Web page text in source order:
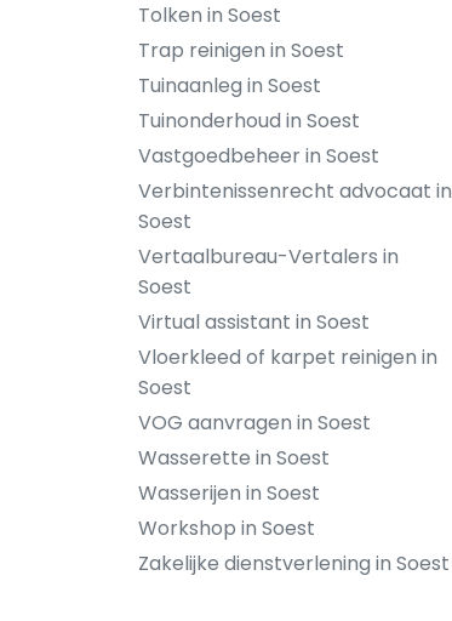
Tolken in Soest
Trap reinigen in Soest
Tuinaanleg in Soest
Tuinonderhoud in Soest
Vastgoedbeheer in Soest
Verbintenissenrecht advocaat in
Soest
Vertaalbureau-Vertalers in
Soest
Virtual assistant in Soest
Vloerkleed of karpet reinigen in
Soest
VOG aanvragen in Soest
Wasserette in Soest
Wasserijen in Soest
Workshop in Soest
Zakelijke dienstverlening in Soest